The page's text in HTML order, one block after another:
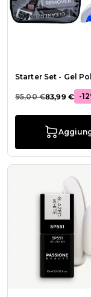
Starter Set - Gel
95,00 €83,99 € -